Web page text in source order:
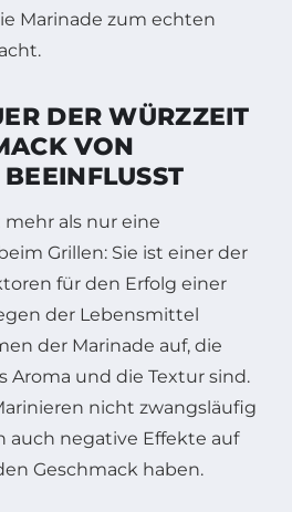
Marinade zum echten
DER WÜRZZEIT
VON
als nur eine
Grillen: Sie ist einer der
für den Erfolg einer
der Lebensmittel
der Marinade auf, die
Aroma und die Textur sind.
nicht zwangsläufig
auch negative Effekte auf
Geschmack haben.